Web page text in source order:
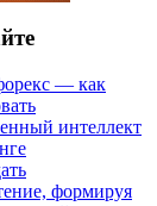
— как
интеллект
формируя